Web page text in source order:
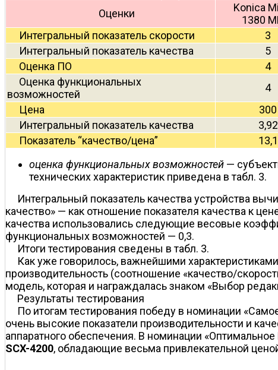
Оценки
Konica
1380
Интегральный показатель скорости
3
Интегральный показатель качества
5
Оценка ПО
4
Оценка функциональных
возможностей
4
Цена
300
Интегральный показатель качества
3,92
Показатель “качество/цена”
13,1
оценка функциональных возможностей —
технических характеристик приведена в табл. 3.
Интегральный показатель качества устройства
качество» — как отношение показателя качества к
качества использовались следующие весовые
функциональных возможностей — 0,3.
Итоги тестирования сведены в табл. 3.
Как уже говорилось, важнейшими
производительность (соотношение «качество/
модель, которая и награждалась знаком «Выбор
Результаты тестирования
По итогам тестирования победу в номинации
очень высокие показатели производительности и
аппаратного обеспечения. В номинации
SCX-4200, обладающие весьма привлекательной